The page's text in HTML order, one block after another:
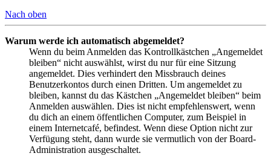
Nach oben
Warum werde ich automatisch abgemeldet?
Wenn du beim Anmelden das Kontrollkästchen „Angemeldet
bleiben“ nicht auswählst, wirst du nur für eine Sitzung
angemeldet. Dies verhindert den Missbrauch deines
Benutzerkontos durch einen Dritten. Um angemeldet zu
bleiben, kannst du das Kästchen „Angemeldet bleiben“ beim
Anmelden auswählen. Dies ist nicht empfehlenswert, wenn
du dich an einem öffentlichen Computer, zum Beispiel in
einem Internetcafé, befindest. Wenn diese Option nicht zur
Verfügung steht, dann wurde sie vermutlich von der Board-
Administration ausgeschaltet.